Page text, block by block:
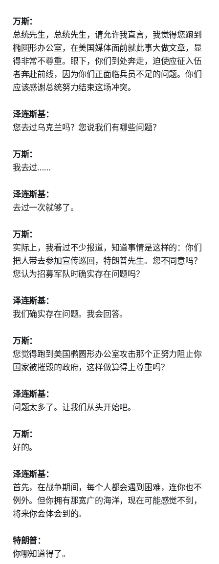
万斯：
总统先生，总统先生，请允许我直言，我觉得您跑到
椭圆形办公室，在美国媒体面前就此事大做文章，显
得非常不尊重。眼下，你们到处奔走，迫使应征入伍
者奔赴前线，因为你们正面临兵员不足的问题。你们
应该感谢总统努力结束这场冲突。
泽连斯基：
您去过乌克兰吗？您说我们有哪些问题？
万斯：
我去过……
泽连斯基：
去过一次就够了。
万斯：
实际上，我看过不少报道，知道事情是这样的：你们
把人带去参加宣传巡回，特朗普先生。您不同意吗？
您认为招募军队时确实存在问题吗？
泽连斯基：
我们确实存在问题。我会回答。
万斯：
您觉得跑到美国椭圆形办公室攻击那个正努力阻止你
国家被摧毁的政府，这样做算得上尊重吗？
泽连斯基：
问题太多了。让我们从头开始吧。
万斯：
好的。
泽连斯基：
首先，在战争期间，每个人都会遇到困难，连你也不
例外。但你拥有那宽广的海洋，现在可能感觉不到，
将来你会体会到的。
特朗普：
你哪知道得了。